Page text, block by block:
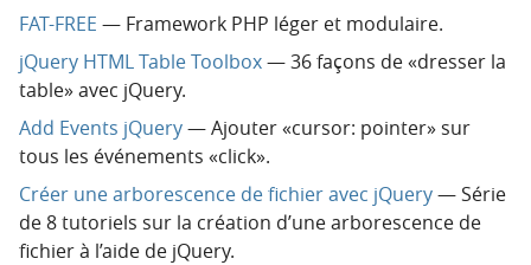
FAT-FREE — Framework PHP léger et modulaire.
jQuery HTML Table Toolbox— 36 façons de «dresser la
table» avec jQuery.
Add Events jQuery— Ajouter «cursor: pointer» sur
tous les événements «click».
Créer une arborescence de fichier avec jQuery— Série
de 8 tutoriels sur la création d’une arborescence de
fichier à l’aide de jQuery.